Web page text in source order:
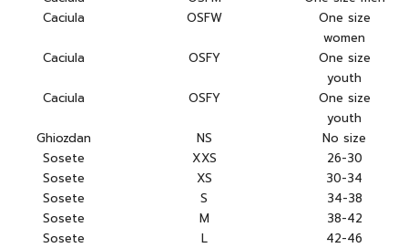
Caciula
OSFW
One size
women
Caciula
OSFY
One size
youth
Caciula
OSFY
One size
youth
Ghiozdan
NS
No size
Sosete
XXS
26-30
Sosete
XS
30-34
Sosete
S
34-38
Sosete
M
38-42
Sosete
L
42-46